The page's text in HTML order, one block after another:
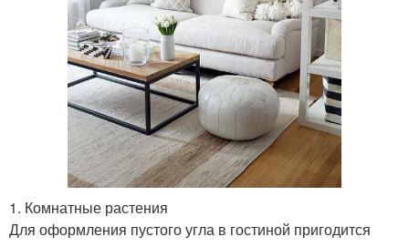
1. Комнатные растения
Для оформления пустого угла в гостиной пригодится